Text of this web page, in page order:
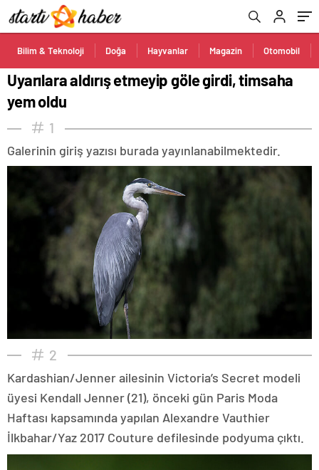
Bilim & Teknoloji Doğa Hayvanlar Magazin Otomobil
Uyarılara aldırış etmeyip göle girdi, timsaha
yem oldu
1
Galerinin giriş yazısı burada yayınlanabilmektedir.
2
Kardashian/Jenner ailesinin Victoria’s Secret modeli
üyesi Kendall Jenner (21), önceki gün Paris Moda
Haftası kapsamında yapılan Alexandre Vauthier
İlkbahar/Yaz 2017 Couture defilesinde podyuma çıktı.